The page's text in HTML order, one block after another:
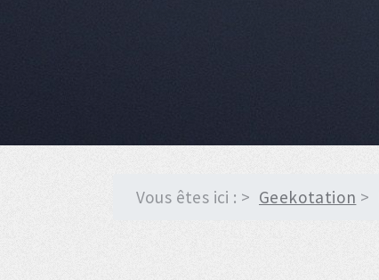
Vous êtes ici : Geekotation